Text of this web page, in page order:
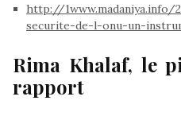
http://
securite-de-l-onu-un-
Rima Khalaf, le
rapport